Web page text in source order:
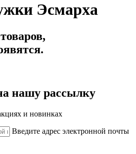
Эсмарха
нашу рассылку
и новинках
Введите адрес электронной почты